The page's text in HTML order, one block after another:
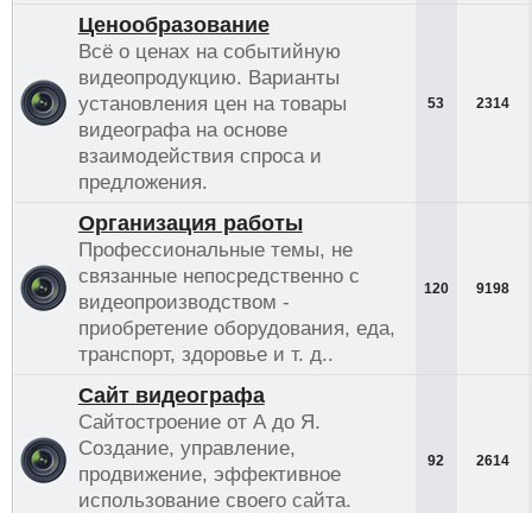
Ценообразование
Всё о ценах на событийную
видеопродукцию. Варианты
установления цен на товары
видеографа на основе
взаимодействия спроса и
предложения.
53 2314
Организация работы
Профессиональные темы, не
связанные непосредственно с
видеопроизводством -
приобретение оборудования, еда,
транспорт, здоровье и т. д..
120 9198
Сайт видеографа
Сайтостроение от А до Я.
Создание, управление,
продвижение, эффективное
использование своего сайта.
92 2614